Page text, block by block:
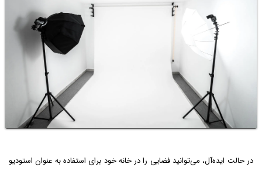
در حالت ایده‌آل، می‌توانید فضایی را در خانه خود برای استفاده به عنوان استودیو